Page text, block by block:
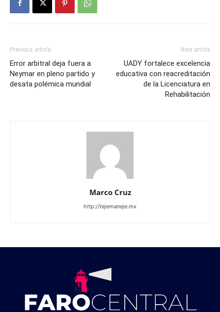
Previous article
Error arbitral deja fuera a
Neymar en pleno partido y
desata polémica mundial
Next article
UADY fortalece excelencia
educativa con reacreditación
de la Licenciatura en
Rehabilitación
Marco Cruz
http://tejemaneje.mx